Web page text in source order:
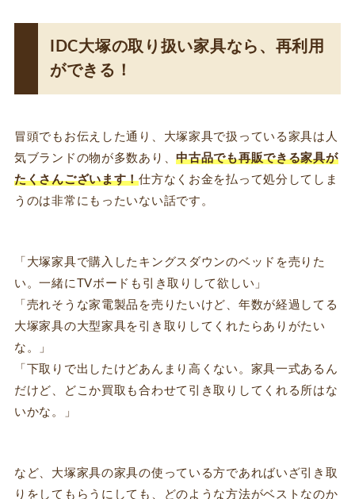
IDC大塚の取り扱い家具なら、再利用
ができる！
冒頭でもお伝えした通り、大塚家具で扱っている家具は人
気ブランドの物が多数あり、中古品でも再販できる家具が
たくさんございます！仕方なくお金を払って処分してしま
うのは非常にもったいない話です。
「大塚家具で購入したキングスダウンのベッドを売りた
い。一緒にTVボードも引き取りして欲しい」
「売れそうな家電製品を売りたいけど、年数が経過してる
大塚家具の大型家具を引き取りしてくれたらありがたい
な。」
「下取りで出したけどあんまり高くない。家具一式あるん
だけど、どこか買取も合わせて引き取りしてくれる所はな
いかな。」
など、大塚家具の家具の使っている方であればいざ引き取
りをしてもらうにしても、どのような方法がベストなのか